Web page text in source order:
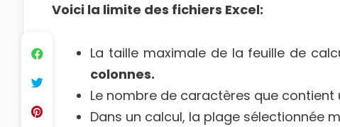
Voici la limite des fichiers Excel:
La taille maximale de la feuille de
colonnes.
Le nombre de caractères que contient
Dans un calcul, la plage sélectionnée